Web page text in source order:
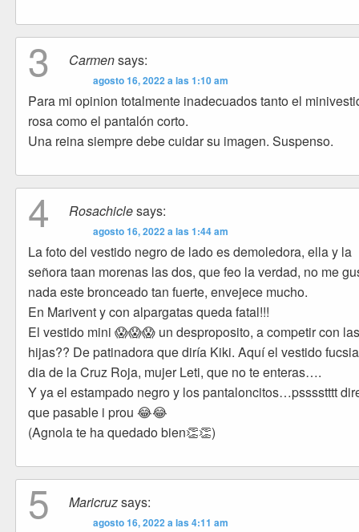
3 Carmensays:
agosto 16, 2022 a las 1:10 am
Para mi opinion totalmente inadecuados tanto el
rosa como el pantalón corto.
Una reina siempre debe cuidar su imagen. Suspenso.
4 Rosachiclesays:
agosto 16, 2022 a las 1:44 am
La foto del vestido negro de lado es demoledora, ella y la
señora taan morenas las dos, que feo la verdad, no me
nada este bronceado tan fuerte, envejece mucho.
En Marivent y con alpargatas queda fatal!!!
El vestido mini 😱😱😱 un desproposito, a competir con
hijas?? De patinadora que diría Kiki. Aquí el vestido
dia de la Cruz Roja, mujer Leti, que no te enteras….
Y ya el estampado negro y los pantaloncitos…psssstttt
que pasable i prou 😂😂
(Agnola te ha quedado bien👏👏)
5 Maricruzsays:
agosto 16, 2022 a las 4:11 am